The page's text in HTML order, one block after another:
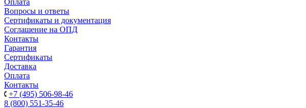
Оплата
Вопросы и ответы
Сертификаты и документация
Соглашение на ОПД
Контакты
Гарантия
Сертификаты
Доставка
Оплата
Контакты
+7 (495) 506-98-46
8 (800) 551-35-46